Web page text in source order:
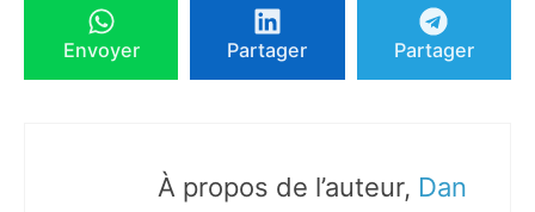
Envoyer Partager Partager
À propos de l’auteur, Dan